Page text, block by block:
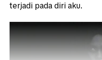
terjadi pada diri aku.